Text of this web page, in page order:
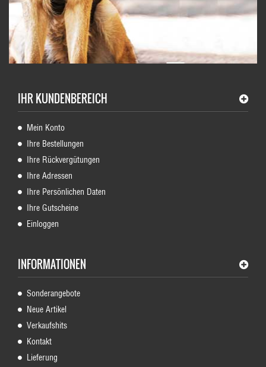
IHR KUNDENBEREICH
Mein Konto
Ihre Bestellungen
Ihre Rückvergütungen
Ihre Adressen
Ihre Persönlichen Daten
Ihre Gutscheine
Einloggen
INFORMATIONEN
Sonderangebote
Neue Artikel
Verkaufshits
Kontakt
Lieferung